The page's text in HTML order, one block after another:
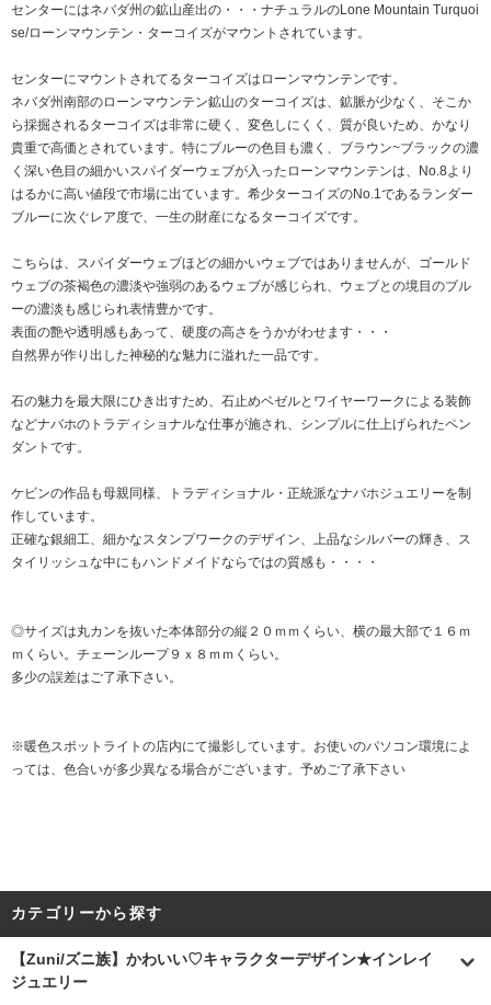
センターにはネバダ州の鉱山産出の・・・ナチュラルのLone Mountain Turquoi
se/ローンマウンテン・ターコイズがマウントされています。
センターにマウントされてるターコイズはローンマウンテンです。
ネバダ州南部のローンマウンテン鉱山のターコイズは、鉱脈が少なく、そこか
ら採掘されるターコイズは非常に硬く、変色しにくく、質が良いため、かなり
貴重で高価とされています。特にブルーの色目も濃く、ブラウン~ブラックの濃
く深い色目の細かいスパイダーウェブが入ったローンマウンテンは、No.8より
はるかに高い値段で市場に出ています。希少ターコイズのNo.1であるランダー
ブルーに次ぐレア度で、一生の財産になるターコイズです。
こちらは、スパイダーウェブほどの細かいウェブではありませんが、ゴールド
ウェブの茶褐色の濃淡や強弱のあるウェブが感じられ、ウェブとの境目のブル
ーの濃淡も感じられ表情豊かです。
表面の艶や透明感もあって、硬度の高さをうかがわせます・・・
自然界が作り出した神秘的な魅力に溢れた一品です。
石の魅力を最大限にひき出すため、石止めベゼルとワイヤーワークによる装飾
などナバホのトラディショナルな仕事が施され、シンプルに仕上げられたペン
ダントです。
ケビンの作品も母親同様、トラディショナル・正統派なナバホジュエリーを制
作しています。
正確な銀細工、細かなスタンプワークのデザイン、上品なシルバーの輝き、ス
タイリッシュな中にもハンドメイドならではの質感も・・・・
◎サイズは丸カンを抜いた本体部分の縦２０ｍｍくらい、横の最大部で１６ｍ
ｍくらい。チェーンループ９ｘ８ｍｍくらい。
多少の誤差はご了承下さい。
※暖色スポットライトの店内にて撮影しています。お使いのパソコン環境によ
っては、色合いが多少異なる場合がございます。予めご了承下さい
カテゴリーから探す
【Zuni/ズニ族】かわいい♡キャラクターデザイン★インレイ
ジュエリー